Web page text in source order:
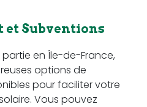
et Subventions
en Île-de-France,
options de
pour faciliter votre
Vous pouvez